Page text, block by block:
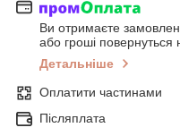
Ви отримаєте
або гроші повернуться
Детальніше
Оплатити частинами
Післяплата